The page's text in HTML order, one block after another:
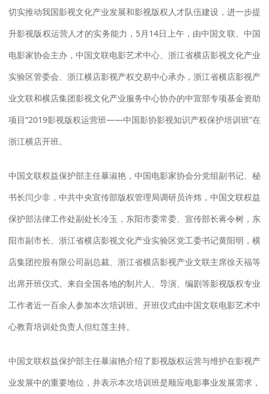
切实推动我国影视文化产业发展和影视版权人才队伍建设，进一步提
升影视版权运营人才的实务能力，5月14日上午，由中国文联、中国
电影家协会主办，中国文联电影艺术中心、浙江省横店影视文化产业
实验区管委会、浙江横店影视产权交易中心承办，浙江省横店影视产
业文联和横店集团影视文化产业服务中心协办的中宣部专项基金资助
项目“2019影视版权运营班——中国影协影视知识产权保护培训班”在
浙江横店开班。
中国文联权益保护部主任暴淑艳，中国电影家协会分党组副书记、秘
书长闫少非，中共中央宣传部版权管理局调研员许炜，中国文联权益
保护部法律工作处副处长冷玉，东阳市委常委、宣传部长蒋令树，东
阳市副市长、浙江省横店影视文化产业实验区党工委书记黄阳明，横
店集团控股有限公司副总裁、浙江省横店影视产业文联主席徐天福等
出席开班仪式。来自全国各地的制片人、导演、编剧等影视版权专业
工作者近一百余人参加本次培训班。开班仪式由中国文联电影艺术中
心教育培训处负责人但红莲主持。
中国文联权益保护部主任暴淑艳介绍了影视版权运营与维护在影视产
业发展中的重要地位，并表示本次培训班是顺应电影事业发展需求，